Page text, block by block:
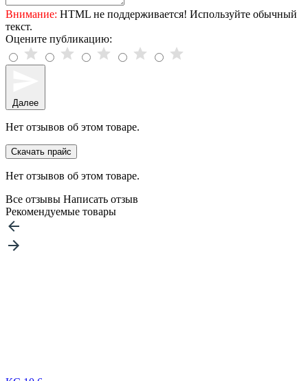
Внимание: HTML не поддерживается! Используйте обычный
текст.
Оцените публикацию:
Далее
Нет отзывов об этом товаре.
Скачать прайс
Нет отзывов об этом товаре.
Все отзывы Написать отзыв
Рекомендуемые товары